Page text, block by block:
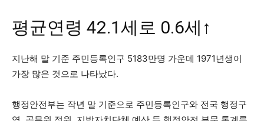
평균연령 42.1세로 0.6세↑
지난해 말 기준 주민등록인구 5183만명 가운데 1971년생이
가장 많은 것으로 나타났다.
행정안전부는 작년 말 기준으로 주민등록인구와 전국 행정구